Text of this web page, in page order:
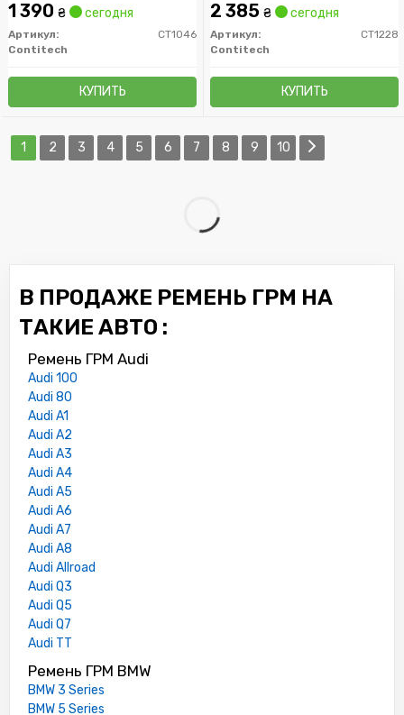
1 390 ₴ сегодня
Артикул:
CT1046
Contitech
КУПИТЬ
2 385 ₴ сегодня
Артикул:
CT1228
Contitech
КУПИТЬ
1 2 3 4 5 6 7 8 9 10
В ПРОДАЖЕ РЕМЕНЬ ГРМ НА
ТАКИЕ АВТО :
Ремень ГРМ Audi
Audi 100
Audi 80
Audi A1
Audi A2
Audi A3
Audi A4
Audi A5
Audi A6
Audi A7
Audi A8
Audi Allroad
Audi Q3
Audi Q5
Audi Q7
Audi TT
Ремень ГРМ BMW
BMW 3 Series
BMW 5 Series